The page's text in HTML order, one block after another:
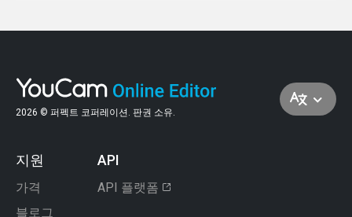
네. 업로드된 모든 동영상은 처리 과정에서 암
2026 © 퍼펙트 코퍼레이션. 판권 소유.
지원
가격
블로그
API
API 플랫폼